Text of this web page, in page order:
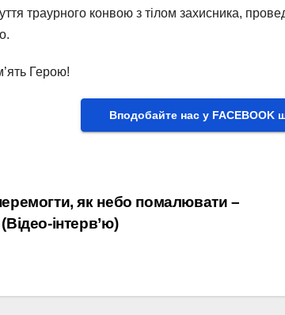
траурного конвою з тілом захисника,
Герою!
Вподобайте нас у FACEBOOK
як небо помалювати –
інтерв’ю)